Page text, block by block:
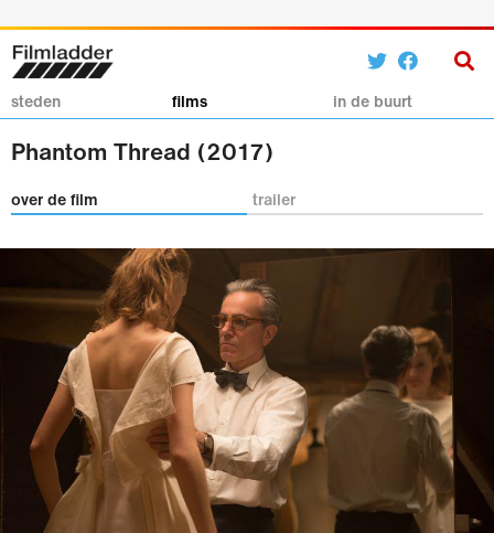
steden films in de buurt
Phantom Thread (2017)
over de film trailer